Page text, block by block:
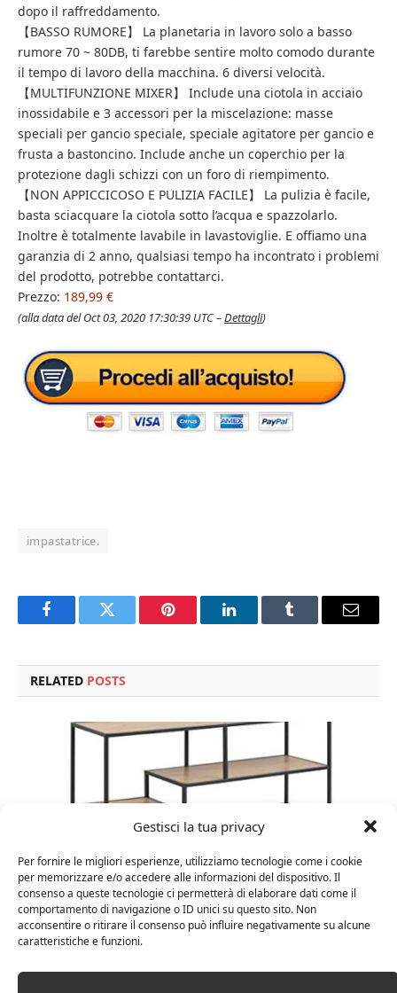
Gestisci la tua privacy
Per fornire le migliori esperienze, utilizziamo tecnologie come i cookie
per memorizzare e/o accedere alle informazioni del dispositivo. Il
consenso a queste tecnologie ci permetterà di elaborare dati come il
comportamento di navigazione o ID unici su questo sito. Non
acconsentire o ritirare il consenso può influire negativamente su alcune
caratteristiche e funzioni.
dopo il raffreddamento.
【BASSO RUMORE】 La planetaria in lavoro solo a basso
rumore 70 ~ 80DB, ti farebbe sentire molto comodo durante
il tempo di lavoro della macchina. 6 diversi velocità.
【MULTIFUNZIONE MIXER】 Include una ciotola in acciaio
inossidabile e 3 accessori per la miscelazione: masse
speciali per gancio speciale, speciale agitatore per gancio e
frusta a bastoncino. Include anche un coperchio per la
protezione dagli schizzi con un foro di riempimento.
【NON APPICCICOSO E PULIZIA FACILE】 La pulizia è facile,
basta sciacquare la ciotola sotto l’acqua e spazzolarlo.
Inoltre è totalmente lavabile in lavastoviglie. E offiamo una
garanzia di 2 anno, qualsiasi tempo ha incontrato i problemi
del prodotto, potrebbe contattarci.
Prezzo: 189,99 €
(alla data del Oct 03, 2020 17:30:39 UTC –Dettagli)
impastatrice.
FacebookTwitter Pinterest LinkedInTumblr Email
RELATED POSTS
Amazon Basics Martin – Libreria, 35 x 114 x 78 cm
marchio Movian)